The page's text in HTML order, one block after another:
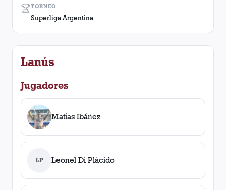
TORNEO
Superliga Argentina
Lanús
Jugadores
Matías Ibáñez
LP Leonel Di Plácido